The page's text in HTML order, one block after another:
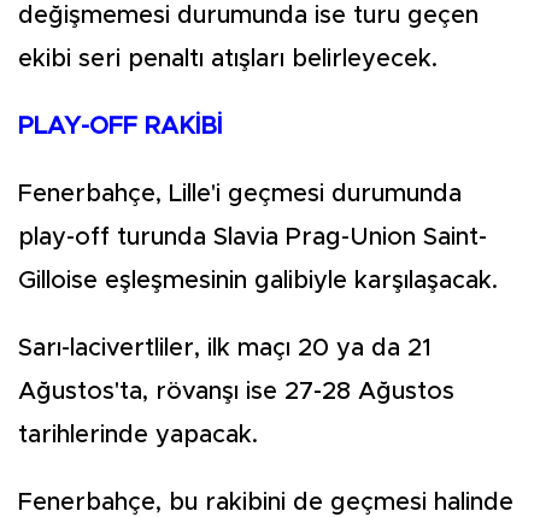
değişmemesi durumunda ise turu geçen
ekibi seri penaltı atışları belirleyecek.
PLAY-OFF RAKİBİ
Fenerbahçe, Lille'i geçmesi durumunda
play-off turunda Slavia Prag-Union Saint-
Gilloise eşleşmesinin galibiyle karşılaşacak.
Sarı-lacivertliler, ilk maçı 20 ya da 21
Ağustos'ta, rövanşı ise 27-28 Ağustos
tarihlerinde yapacak.
Fenerbahçe, bu rakibini de geçmesi halinde